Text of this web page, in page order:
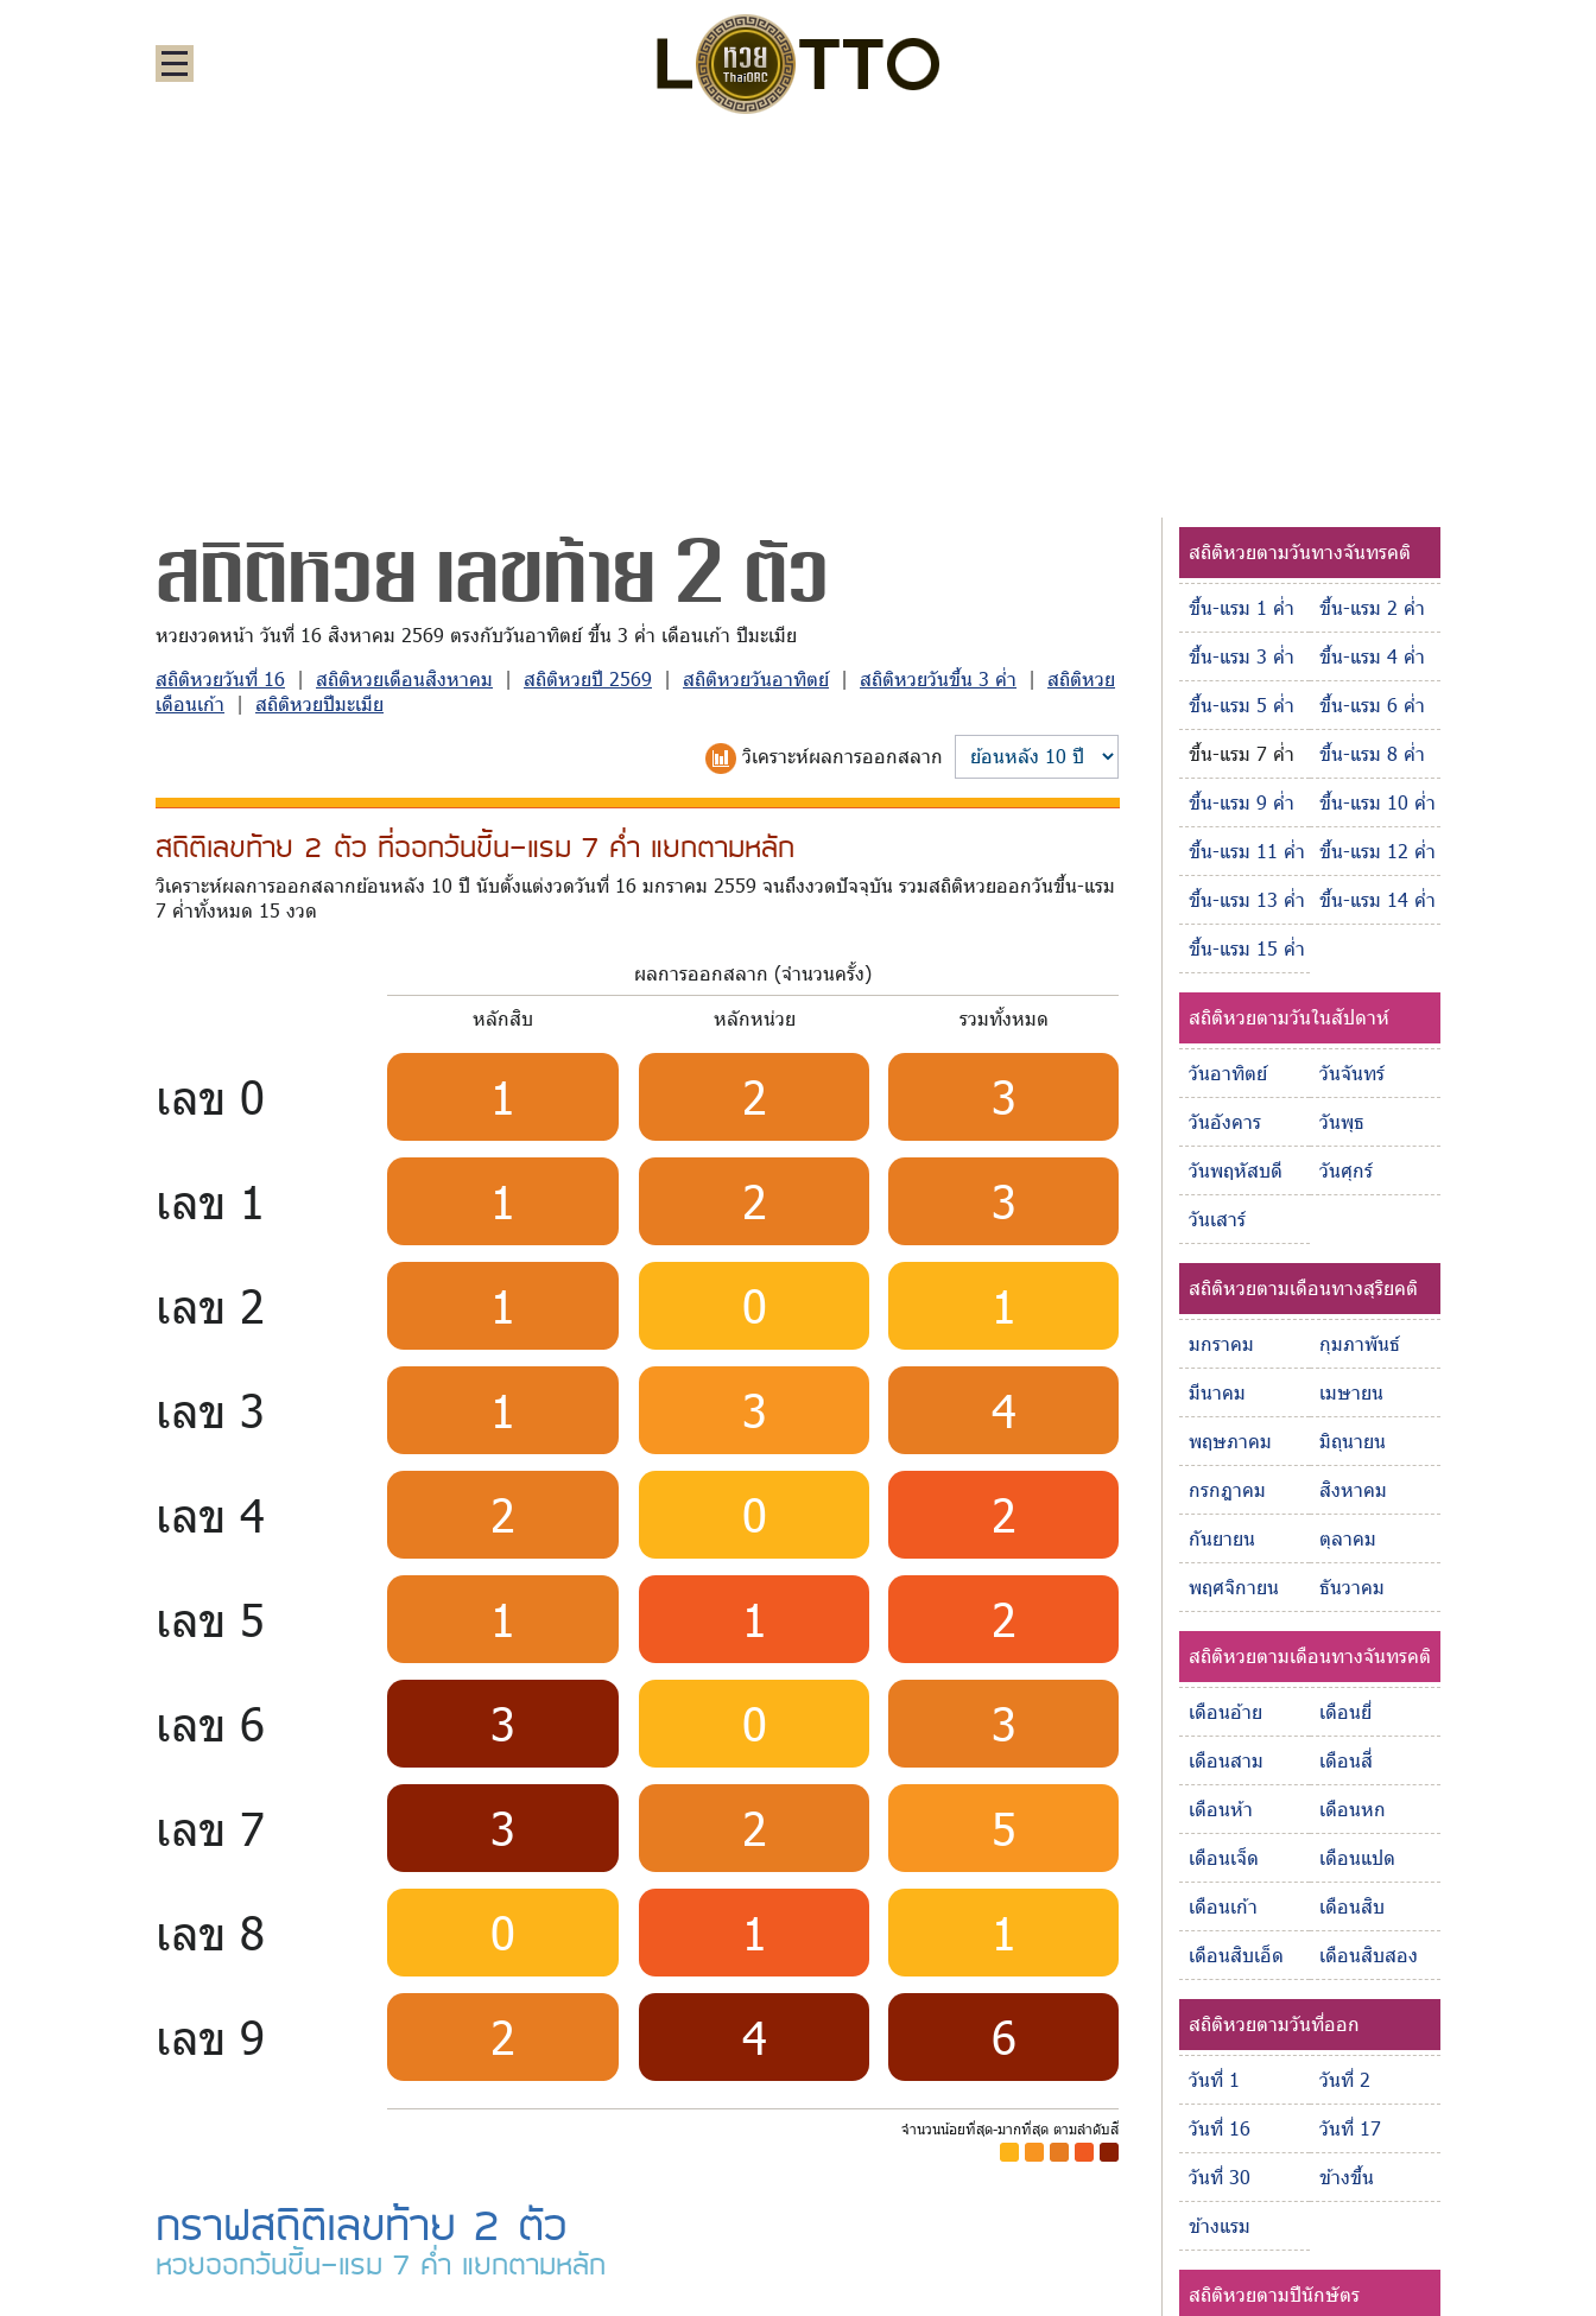
สถิติหวย เลขท้าย 2 ตัว
หวยงวดหน้า วันที่ 16 สิงหาคม 2569 ตรงกับวันอาทิตย์ ขึ้น 3 ค่ำ เดือนเก้า ปีมะเมีย
สถิติหวยวันที่ 16 | สถิติหวยเดือนสิงหาคม | สถิติหวยปี 2569 | สถิติหวยวันอาทิตย์| สถิติหวยวันขึ้น 3 ค่ำ | สถิติหวย
เดือนเก้า | สถิติหวยปีมะเมีย
วิเคราะห์ผลการออกสลาก
สถิติเลขท้าย 2 ตัว ที่ออกวันขึ้น-แรม 7 ค่ำ แยกตามหลัก
วิเคราะห์ผลการออกสลากย้อนหลัง 10 ปี นับตั้งแต่งวดวันที่ 16 มกราคม 2559 จนถึงงวดปัจจุบัน รวมสถิติหวยออกวันขึ้น-แรม
7 ค่ำทั้งหมด 15 งวด
ผลการออกสลาก (จำนวนครั้ง)
หลักสิบ
หลักหน่วย รวมทั้งหมด
เลข 0 1 2
3
เลข 1
1 2
3
เลข 2
1 0
1
เลข 3
1 3
4
เลข 4
2 0
2
เลข 5
1 1
2
เลข 6
3 0
3
เลข 7
3 2
5
เลข 8
0 1
1
เลข 9
2 4 6
จำนวนน้อยที่สุด-มากที่สุด ตามลำดับสี
กราฟสถิติเลขท้าย 2 ตัว
หวยออกวันขึ้น-แรม 7 ค่ำ แยกตามหลัก
สถิติหวยตามวันทางจันทรคติ
ขึ้น-แรม 1 ค่ำ
ขึ้น-แรม 2 ค่ำ
ขึ้น-แรม 3 ค่ำ
ขึ้น-แรม 4 ค่ำ
ขึ้น-แรม 5 ค่ำ
ขึ้น-แรม 6 ค่ำ
ขึ้น-แรม 7 ค่ำ
ขึ้น-แรม 8 ค่ำ
ขึ้น-แรม 9 ค่ำ
ขึ้น-แรม 10 ค่ำ
ขึ้น-แรม 11 ค่ำ
ขึ้น-แรม 12 ค่ำ
ขึ้น-แรม 13 ค่ำ
ขึ้น-แรม 14 ค่ำ
ขึ้น-แรม 15 ค่ำ
สถิติหวยตามวันในสัปดาห์
วันอาทิตย์
วันจันทร์
วันอังคาร
วันพุธ
วันพฤหัสบดี
วันศุกร์
วันเสาร์
สถิติหวยตามเดือนทางสุริยคติ
มกราคม
กุมภาพันธ์
มีนาคม
เมษายน
พฤษภาคม
มิถุนายน
กรกฎาคม
สิงหาคม
กันยายน
ตุลาคม
พฤศจิกายน
ธันวาคม
สถิติหวยตามเดือนทางจันทรคติ
เดือนอ้าย
เดือนยี่
เดือนสาม
เดือนสี่
เดือนห้า
เดือนหก
เดือนเจ็ด
เดือนแปด
เดือนเก้า
เดือนสิบ
เดือนสิบเอ็ด
เดือนสิบสอง
สถิติหวยตามวันที่ออก
วันที่ 1
วันที่ 2
วันที่ 16
วันที่ 17
วันที่ 30
ข้างขึ้น
ข้างแรม
สถิติหวยตามปีนักษัตร